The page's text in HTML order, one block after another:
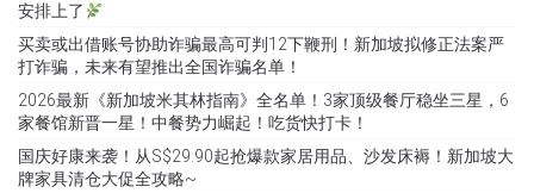
安排上了
买卖或出借账号协助诈骗最高可判12下鞭刑！新加坡拟修正法案严
打诈骗，未来有望推出全国诈骗名单！
2026最新《新加坡米其林指南》全名单！3家顶级餐厅稳坐三星，6
家餐馆新晋一星！中餐势力崛起！吃货快打卡！
国庆好康来袭！从S$29.90起抢爆款家居用品、沙发床褥！新加坡大
牌家具清仓大促全攻略~